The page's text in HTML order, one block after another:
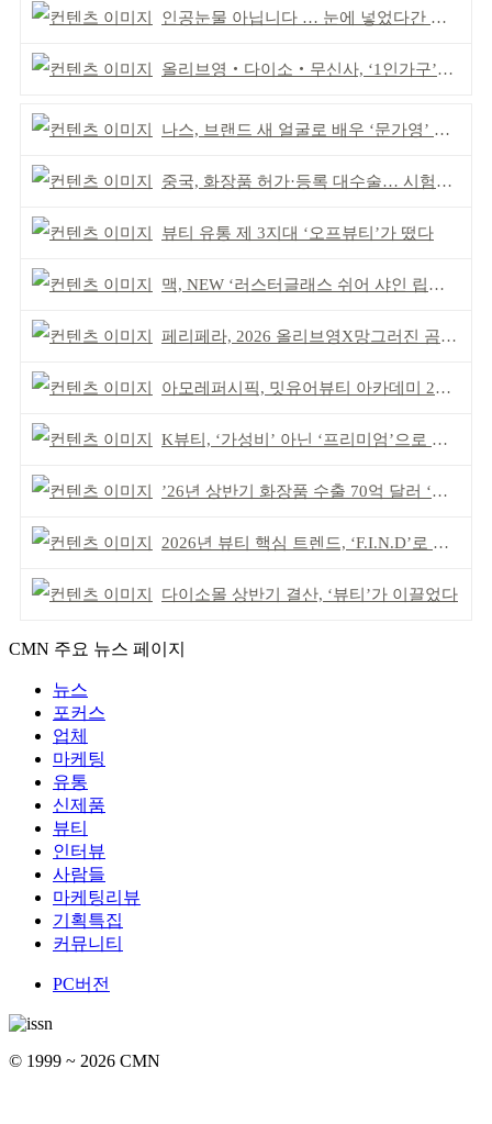
인공눈물 아닙니다 … 눈에 넣었다간 각막 손상
올리브영‧다이소‧무신사, ‘1인가구’가 이끈다
나스, 브랜드 새 얼굴로 배우 ‘문가영’ 발탁
중국, 화장품 허가·등록 대수술… 시험자료 공용 허용
뷰티 유통 제 3지대 ‘오프뷰티’가 떴다
맥, NEW ‘러스터글래스 쉬어 샤인 립스틱’ 출시
페리페라, 2026 올리브영X망그러진 곰 콜라보
아모레퍼시픽, 밋유어뷰티 아카데미 2기 발대식
K뷰티, ‘가성비’ 아닌 ‘프리미엄’으로 승부걸어야
’26년 상반기 화장품 수출 70억 달러 ‘역대 최고’
2026년 뷰티 핵심 트렌드, ‘F.I.N.D’로 읽는다
다이소몰 상반기 결산, ‘뷰티’가 이끌었다
CMN 주요 뉴스 페이지
뉴스
포커스
업체
마케팅
유통
신제품
뷰티
인터뷰
사람들
마케팅리뷰
기획특집
커뮤니티
PC버전
© 1999 ~ 2026 CMN